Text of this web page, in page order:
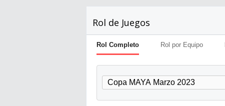
Rol de Juegos
Rol Completo Rol por Equipo